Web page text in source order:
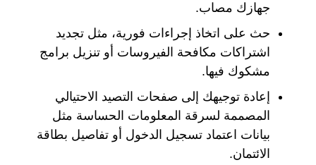
جهازك مصاب.
حث على اتخاذ إجراءات فورية، مثل تجديد
اشتراكات مكافحة الفيروسات أو تنزيل برامج
مشكوك فيها.
إعادة توجيهك إلى صفحات التصيد الاحتيالي
المصممة لسرقة المعلومات الحساسة مثل
بيانات اعتماد تسجيل الدخول أو تفاصيل بطاقة
الائتمان.